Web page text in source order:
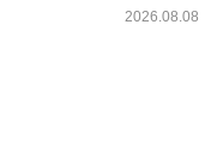
2026.08.08